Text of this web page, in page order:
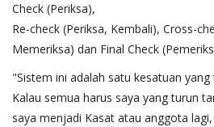
Check (Periksa),
​Re-check (Periksa, Kembali), ​Cross-
Memeriksa) dan ​Final Check
​"Sistem ini adalah satu kesatuan yang
Kalau semua harus saya yang turun
saya menjadi Kasat atau anggota